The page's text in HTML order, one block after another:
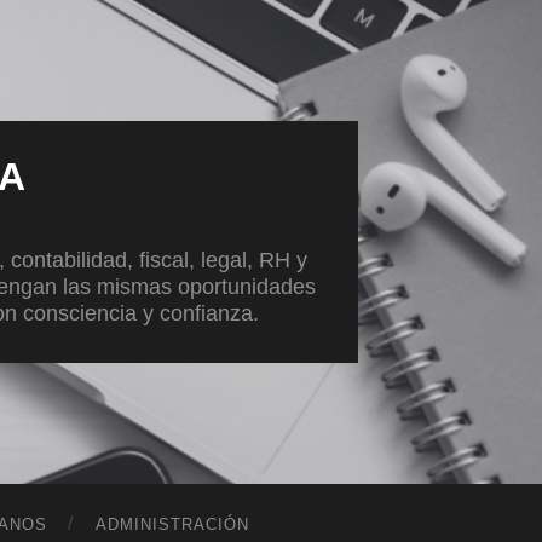
contabilidad, fiscal, legal, RH y
las mismas oportunidades
consciencia y confianza.
ADMINISTRACIÓN